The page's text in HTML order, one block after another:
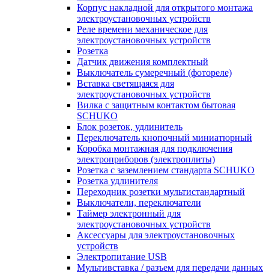
Корпус накладной для открытого монтажа
электроустановочных устройств
Реле времени механическое для
электроустановочных устройств
Розетка
Датчик движения комплектный
Выключатель сумеречный (фотореле)
Вставка светящаяся для
электроустановочных устройств
Вилка с защитным контактом бытовая
SCHUKO
Блок розеток, удлинитель
Переключатель кнопочный миниатюрный
Коробка монтажная для подключения
электроприборов (электроплиты)
Розетка с заземлением стандарта SCHUKO
Розетка удлинителя
Переходник розетки мультистандартный
Выключатели, переключатели
Таймер электронный для
электроустановочных устройств
Аксессуары для электроустановочных
устройств
Электропитание USB
Мультивставка / разъем для передачи данных